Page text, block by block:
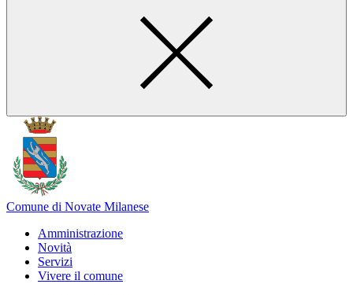
Comune di Novate Milanese
Amministrazione
Novità
Servizi
Vivere il comune